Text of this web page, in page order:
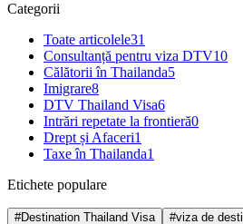
Categorii
Toate articolele31
Consultanță pentru viza DTV10
Călătorii în Thailanda5
Imigrare8
DTV Thailand Visa6
Intrări repetate la frontieră0
Drept și Afaceri1
Taxe în Thailanda1
Etichete populare
#Destination Thailand Visa
#viza de